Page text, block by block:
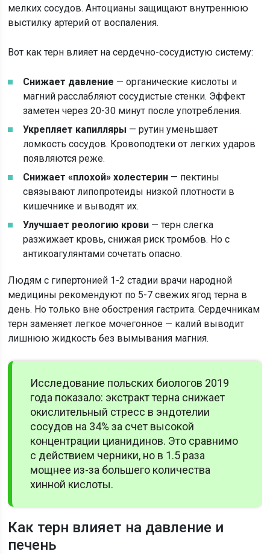
мелких сосудов. Антоцианы защищают внутреннюю
выстилку артерий от воспаления.
Вот как терн влияет на сердечно-сосудистую систему:
Снижает давление — органические кислоты и
магний расслабляют сосудистые стенки. Эффект
заметен через 20-30 минут после употребления.
Укрепляет капилляры — рутин уменьшает
ломкость сосудов. Кровоподтеки от легких ударов
появляются реже.
Снижает «плохой» холестерин — пектины
связывают липопротеиды низкой плотности в
кишечнике и выводят их.
Улучшает реологию крови — терн слегка
разжижает кровь, снижая риск тромбов. Но с
антикоагулянтами сочетать опасно.
Людям с гипертонией 1-2 стадии врачи народной
медицины рекомендуют по 5-7 свежих ягод терна в
день. Но только вне обострения гастрита. Сердечникам
терн заменяет легкое мочегонное — калий выводит
лишнюю жидкость без вымывания магния.
Исследование польских биологов 2019
года показало: экстракт терна снижает
окислительный стресс в эндотелии
сосудов на 34% за счет высокой
концентрации цианидинов. Это сравнимо
с действием черники, но в 1.5 раза
мощнее из-за большего количества
хинной кислоты.
Как терн влияет на давление и
печень